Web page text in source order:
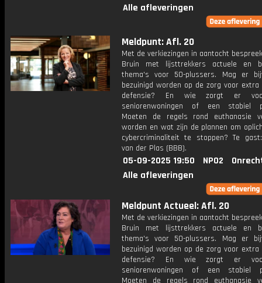
Alle afleveringen
Meldpunt: Afl. 20
Met de verkiezingen in aantocht
Bruin met lijsttrekkers actuele en
thema's voor 50-plussers. Mag er
bezuinigd worden op de zorg voor extra
defensie? En wie zorgt er
seniorenwoningen of een stabiel
Moeten de regels rond euthanasie
worden en wat zijn de plannen om
cybercriminaliteit te stoppen? Te
van der Plas (BBB).
05-09-2025 19:50 NPO2
Alle afleveringen
Meldpunt Actueel: Afl. 20
Met de verkiezingen in aantocht
Bruin met lijsttrekkers actuele en
thema's voor 50-plussers. Mag er
bezuinigd worden op de zorg voor extra
defensie? En wie zorgt er
seniorenwoningen of een stabiel
Moeten de regels rond euthanasie